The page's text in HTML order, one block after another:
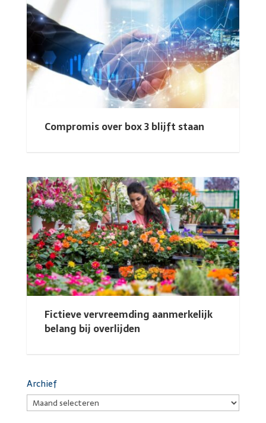
Compromis over box 3 blijft staan
Fictieve vervreemding aanmerkelijk
belang bij overlijden
Archief